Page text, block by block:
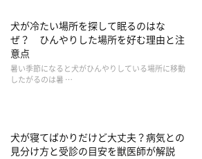
犬が冷たい場所を探して眠るのはな
ぜ？ ひんやりした場所を好む理由と注
意点
暑い季節になると犬がひんやりしている場所に移動
したがるのは暑 …
犬が寝てばかりだけど大丈夫？病気との
見分け方と受診の目安を獣医師が解説